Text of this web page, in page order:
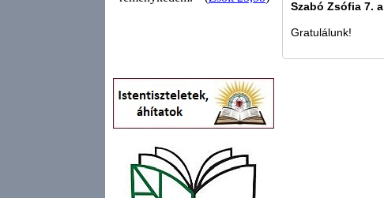
Szabó Zsófia 7. a
Gratulálunk!